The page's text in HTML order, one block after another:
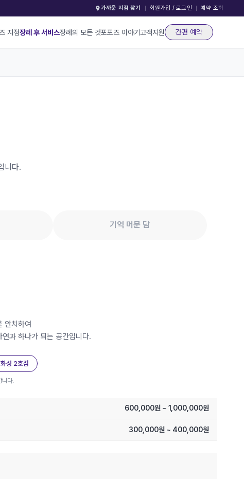
가까운 지점 찾기 회원가입 / 로그인 예약 조회
지점장례 후 서비스장례의 모든 것포포즈 이야기고객지원 간편 예약
니다.
기억 머문 담
안치하여
과 하나가 되는 공간입니다.
화성 2호점
니다.
600,000원 ~ 1,000,000원
300,000원 ~ 400,000원